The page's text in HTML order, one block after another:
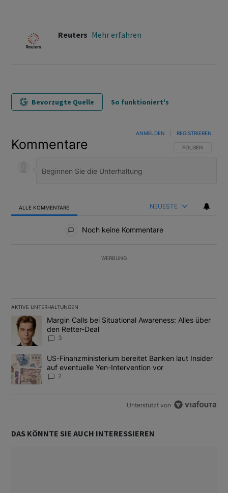
Reuters Mehr erfahren
Bevorzugte Quelle So funktioniert's
Kommentare FOLGE DIESER
FOLGEN
ANMELDEN REGISTRIEREN
ALLE KOMMENTARE NEUESTE
Noch keine Kommentare
WERBUNG
AKTIVE UNTERHALTUNGEN
Das Folgende ist eine Liste der am meisten kommentierten
Ein Trendartikel mit dem Titel "Margin Calls bei Situational
Margin Calls bei Situational Awareness: Alles über
den Retter-Deal
3
Ein Trendartikel mit dem Titel "US-Finanzministerium bereitet
US-Finanzministerium bereitet Banken laut Insider
auf eventuelle Yen-Intervention vor
2
Unterstützt von
DAS KÖNNTE SIE AUCH INTERESSIEREN